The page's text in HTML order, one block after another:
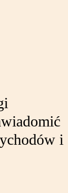
i